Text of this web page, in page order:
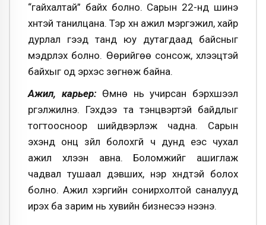
“гайхалтай” байх болно. Сарын 22-нд шинэ
хүнтэй танилцана. Тэр хүн ажил мэргэжил, хайр
дурлал гээд танд юу дутагдаад байсныг
мэдрүүлэх болно. Өөрийгөө сонсож, хүлээцтэй
байхыг од эрхэс зөгнөж байна.
Ажил, карьер:Өмнө нь учирсан бэрхшээл
үргэлжилнэ. Гэхдээ та тэнцвэртэй байдлыг
тогтоосноор шийдвэрлэж чадна. Сарын
эхэнд онц зүйл болохгүй ч дунд үеэс чухал
ажил хүлээн авна. Боломжийг ашиглаж
чадвал тушаал дэвших, нэр хүндтэй болох
болно. Ажил хэргийн сонирхолтой саналууд
ирэх ба зарим нь хувийн бизнесээ нээнэ.